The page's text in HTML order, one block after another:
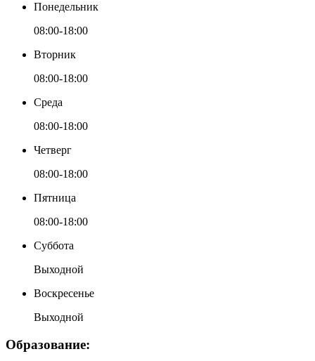
Понедельник
08:00-18:00
Вторник
08:00-18:00
Среда
08:00-18:00
Четверг
08:00-18:00
Пятница
08:00-18:00
Суббота
Выходной
Воскресенье
Выходной
Образование: